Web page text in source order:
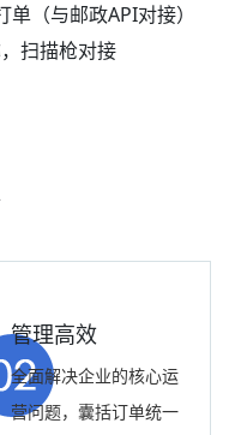
（与邮政API对接）
扫描枪对接
管理高效
全面解决企业的核心运
营问题，囊括订单统一